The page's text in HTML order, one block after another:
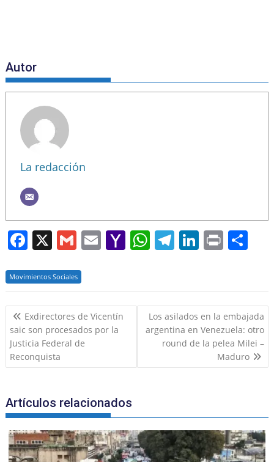
Autor
La redacción
F
a
c
e
b
o
o
k
X G
m
ai
l
E
m
l
Y
a
o
l
W
h
s
A
p
T
el
gr
a
m
Li
n
e
dI
n
Pr
in
e
Movimientos Sociales
Navegación
de
entradas
Exdirectores de Vicentín
saic son procesados por la
Justicia Federal de
Reconquista
Los asilados en la embajada
argentina en Venezuela: otro
round de la pelea Milei –
Maduro
Artículos relacionados